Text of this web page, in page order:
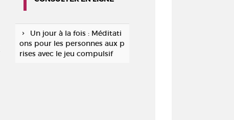
Un jour à la fois : Méditati
ons pour les personnes aux p
rises avec le jeu compulsif